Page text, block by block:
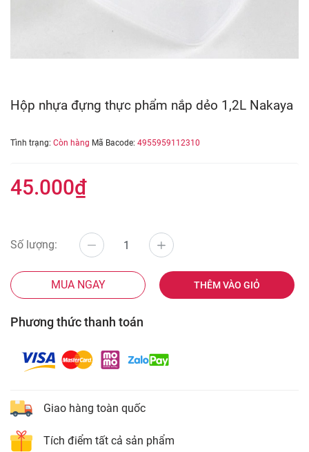
Hộp nhựa đựng thực phẩm nắp dẻo 1,2L Nakaya
Tình trạng: Còn hàng Mã Bacode: 4955959112310
45.000₫
Số lượng:
MUA NGAY THÊM VÀO GIỎ
Phương thức thanh toán
Giao hàng toàn quốc
Tích điểm tất cả sản phẩm